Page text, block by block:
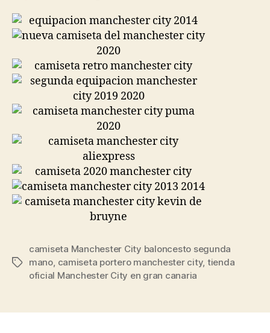
Etiquetas
camiseta Manchester City baloncesto segunda
mano, camiseta portero manchester city, tienda
oficial Manchester City en gran canaria